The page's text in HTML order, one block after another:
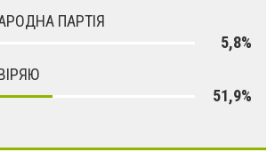
ПАРТІЯ
5,8%
51,9%